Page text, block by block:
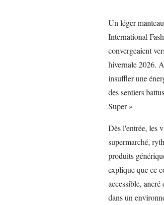
Un léger
International
convergeaient
hivernale 2026.
insuffler une
des sentiers
Super »
Dès l'entrée, les
supermarché,
produits
explique que ce
accessible,
dans un